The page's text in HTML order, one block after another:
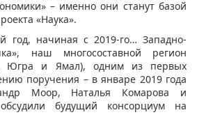
– именно они станут базой
«Наука».
начиная с 2019-го… Западно-
наш многосоставной регион
Югра и Ямал), одним из первых
поручения – в январе 2019 года
Моор, Наталья Комарова и
будущий консорциум на